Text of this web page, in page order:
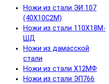
Ножи из стали ЭИ 107
(40Х10С2М)
Ножи из стали 110Х18М-
ШД
Ножи из дамасской
стали
Ножи из стали Х12МФ
Ножи из стали ЭП766